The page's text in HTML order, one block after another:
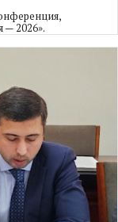
2026».